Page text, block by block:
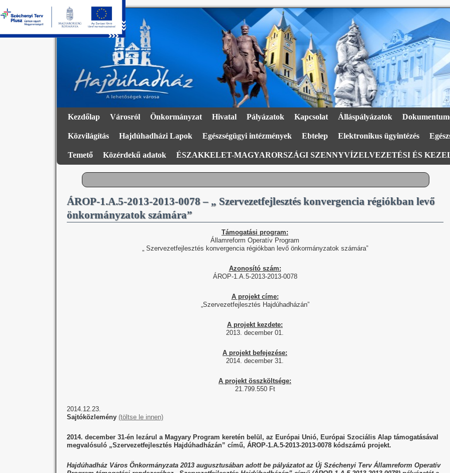
Kezdőlap Városról Önkormányzat Hivatal Pályázatok Kapcsolat Álláspályázatok
Közvilágítás Hajdúhadházi Lapok Egészségügyi intézmények Ebtelep Elektronikus ügyintézés
Temető Közérdekű adatok ÉSZAKKELET-MAGYARORSZÁGI SZENNYVÍZELVEZETÉSI ÉS
ÁROP-1.A.5-2013-2013-0078 – „ Szervezetfejlesztés konvergencia régiókban levő
önkormányzatok számára”
Támogatási program:
Államreform Operatív Program
„ Szervezetfejlesztés konvergencia régiókban levő önkormányzatok számára”
Azonosító szám:
ÁROP-1.A.5-2013-2013-0078
A projekt címe:
„Szervezetfejlesztés Hajdúhadházán”
A projekt kezdete:
2013. december 01.
A projekt befejezése:
2014. december 31.
A projekt összköltsége:
21.799.550 Ft
2014.12.23.
Sajtóközlemény (töltse le innen)
2014. december 31-én lezárul a Magyary Program keretén belül, az Európai Unió, Európai Szociális Alap támogatásával
megvalósuló „Szervezetfejlesztés Hajdúhadházán” című, ÁROP-1.A.5-2013-2013-0078 kódszámú projekt.
Hajdúhadház Város Önkormányzata 2013 augusztusában adott be pályázatot az Új Széchenyi Terv Államreform Operatív